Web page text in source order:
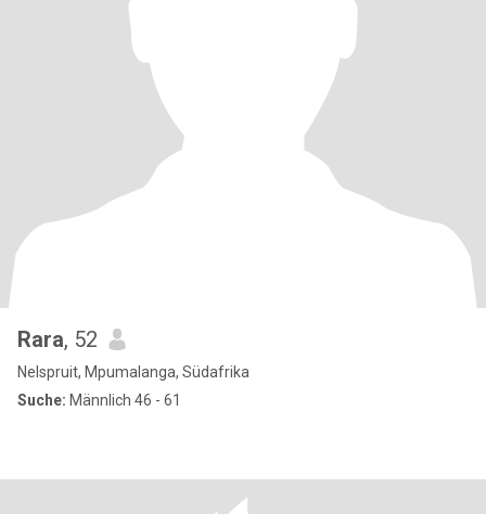
Rara, 52
Nelspruit, Mpumalanga, Südafrika
Suche: Männlich 46 - 61